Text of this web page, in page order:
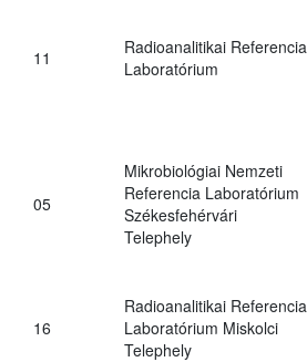
11
Radioanalitikai Referencia
Laboratórium
05
Mikrobiológiai Nemzeti
Referencia Laboratórium
Székesfehérvári
Telephely
16
Radioanalitikai Referencia
Laboratórium Miskolci
Telephely